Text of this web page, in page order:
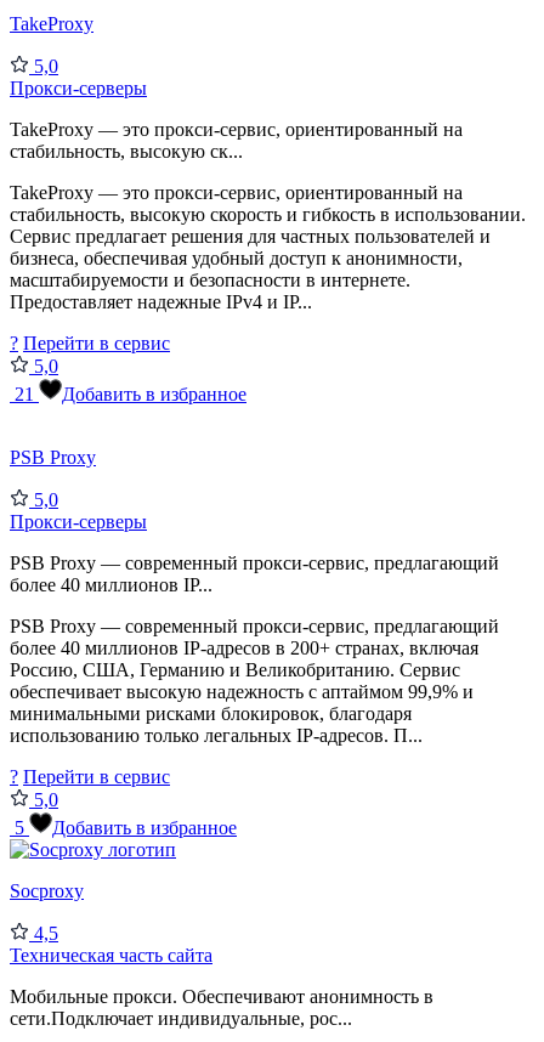
TakeProxy
5,0
Прокси-серверы
TakeProxy — это прокси-сервис, ориентированный на
стабильность, высокую ск...
TakeProxy — это прокси-сервис, ориентированный на
стабильность, высокую скорость и гибкость в использовании.
Сервис предлагает решения для частных пользователей и
бизнеса, обеспечивая удобный доступ к анонимности,
масштабируемости и безопасности в интернете.
Предоставляет надежные IPv4 и IP...
? Перейти в сервис
5,0
21
Добавить в избранное
PSB Proxy
5,0
Прокси-серверы
PSB Proxy — современный прокси-сервис, предлагающий
более 40 миллионов IP...
PSB Proxy — современный прокси-сервис, предлагающий
более 40 миллионов IP-адресов в 200+ странах, включая
Россию, США, Германию и Великобританию. Сервис
обеспечивает высокую надежность с аптаймом 99,9% и
минимальными рисками блокировок, благодаря
использованию только легальных IP-адресов. П...
? Перейти в сервис
5,0
5
Добавить в избранное
Socproxy
4,5
Техническая часть сайта
Мобильные прокси. Обеспечивают анонимность в
сети.Подключает индивидуальные, рос...